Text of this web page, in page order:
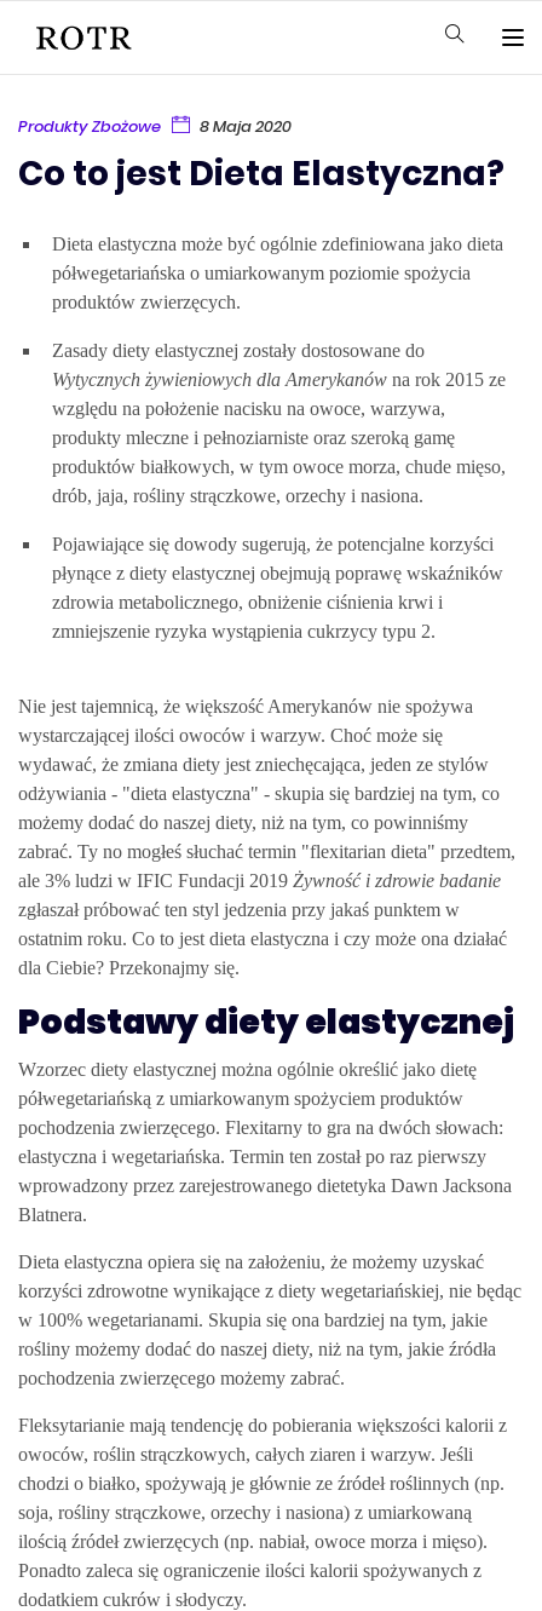
Produkty Zbożowe 8 Maja 2020
Co to jest Dieta Elastyczna?
Dieta elastyczna może być ogólnie zdefiniowana jako dieta
półwegetariańska o umiarkowanym poziomie spożycia
produktów zwierzęcych.
Zasady diety elastycznej zostały dostosowane do
Wytycznych żywieniowych dla Amerykanów na rok 2015 ze
względu na położenie nacisku na owoce, warzywa,
produkty mleczne i pełnoziarniste oraz szeroką gamę
produktów białkowych, w tym owoce morza, chude mięso,
drób, jaja, rośliny strączkowe, orzechy i nasiona.
Pojawiające się dowody sugerują, że potencjalne korzyści
płynące z diety elastycznej obejmują poprawę wskaźników
zdrowia metabolicznego, obniżenie ciśnienia krwi i
zmniejszenie ryzyka wystąpienia cukrzycy typu 2.
Nie jest tajemnicą, że większość Amerykanów nie spożywa
wystarczającej ilości owoców i warzyw. Choć może się
wydawać, że zmiana diety jest zniechęcająca, jeden ze stylów
odżywiania - "dieta elastyczna" - skupia się bardziej na tym, co
możemy dodać do naszej diety, niż na tym, co powinniśmy
zabrać. Ty no mogłeś słuchać termin "flexitarian dieta" przedtem,
ale 3% ludzi w IFIC Fundacji 2019 Żywność i zdrowie badanie
zgłaszał próbować ten styl jedzenia przy jakaś punktem w
ostatnim roku. Co to jest dieta elastyczna i czy może ona działać
dla Ciebie? Przekonajmy się.
Podstawy diety elastycznej
Wzorzec diety elastycznej można ogólnie określić jako dietę
półwegetariańską z umiarkowanym spożyciem produktów
pochodzenia zwierzęcego. Flexitarny to gra na dwóch słowach:
elastyczna i wegetariańska. Termin ten został po raz pierwszy
wprowadzony przez zarejestrowanego dietetyka Dawn Jacksona
Blatnera.
Dieta elastyczna opiera się na założeniu, że możemy uzyskać
korzyści zdrowotne wynikające z diety wegetariańskiej, nie będąc
w 100% wegetarianami. Skupia się ona bardziej na tym, jakie
rośliny możemy dodać do naszej diety, niż na tym, jakie źródła
pochodzenia zwierzęcego możemy zabrać.
Fleksytarianie mają tendencję do pobierania większości kalorii z
owoców, roślin strączkowych, całych ziaren i warzyw. Jeśli
chodzi o białko, spożywają je głównie ze źródeł roślinnych (np.
soja, rośliny strączkowe, orzechy i nasiona) z umiarkowaną
ilością źródeł zwierzęcych (np. nabiał, owoce morza i mięso).
Ponadto zaleca się ograniczenie ilości kalorii spożywanych z
dodatkiem cukrów i słodyczy.